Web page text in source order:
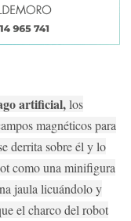
artificial,los
magnéticos para
derrita sobre él y lo
como una minifigura
jaula licuándolo y
el charco del robot